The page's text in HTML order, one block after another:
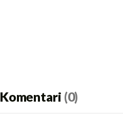
Komentari (0)